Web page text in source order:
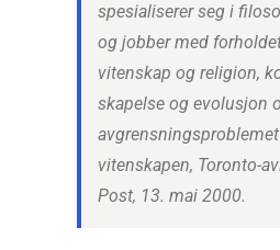
spesialiserer seg i
og jobber med
vitenskap og religion,
skapelse og evolusjon
vitenskapen, Toronto-
Post, 13. mai 2000.